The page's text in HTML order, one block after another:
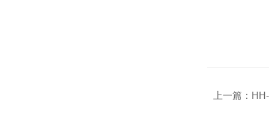
上一篇：